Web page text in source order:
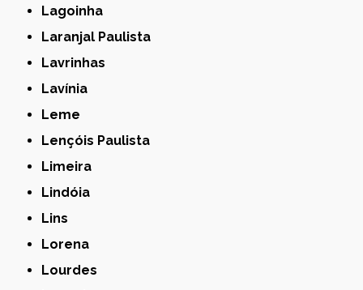
Lagoinha
Laranjal Paulista
Lavrinhas
Lavínia
Leme
Lençóis Paulista
Limeira
Lindóia
Lins
Lorena
Lourdes